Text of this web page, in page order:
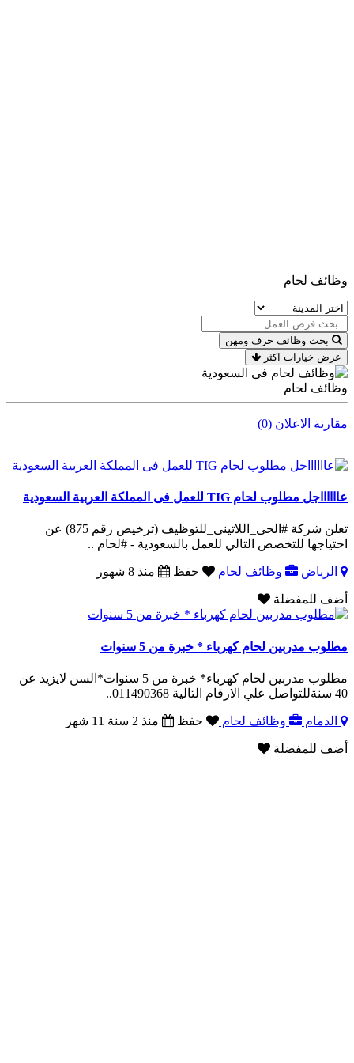
وظائف لحام
بحث وظائف حرف ومهن
عرض خيارات اكثر
وظائف لحام
مقارنة الاعلان (0)
عااااااجل مطلوب لحام TIG للعمل فى المملكة العربية السعودية
تعلن شركة #الحى_اللاتينى_للتوظيف (ترخيص رقم 875) عن
احتياجها للتخصص التالي للعمل بالسعودية - #لحام ..
الرياض وظائف لحام حفظ منذ 8 شهور
أضف للمفضلة
مطلوب مدربين لحام كهرباء * خبرة من 5 سنوات
مطلوب مدربين لحام كهرباء* خبرة من 5 سنوات*السن لايزيد عن
40 سنةللتواصل علي الارقام التالية 011490368..
الدمام وظائف لحام حفظ منذ 2 سنة 11 شهر
أضف للمفضلة